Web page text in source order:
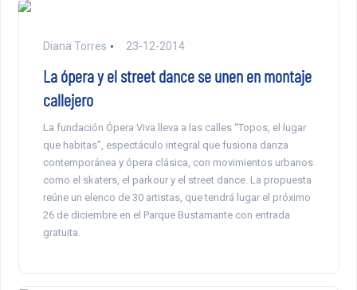
Diana Torres 23-12-2014
La ópera y el street dance se unen en montaje
callejero
La fundación Ópera Viva lleva a las calles “Topos, el lugar
que habitas”, espectáculo integral que fusiona danza
contemporánea y ópera clásica, con movimientos urbanos
como el skaters, el parkour y el street dance. La propuesta
reúne un elenco de 30 artistas, que tendrá lugar el próximo
26 de diciembre en el Parque Bustamante con entrada
gratuita.